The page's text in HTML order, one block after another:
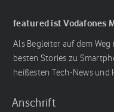
featured ist Vodafones
Als Begleiter auf dem
besten Stories zu
heißesten Tech-News
Anschrift